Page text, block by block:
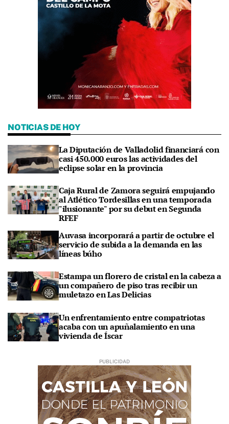
NOTICIAS DE HOY
La Diputación de Valladolid financiará con
casi 450.000 euros las actividades del
eclipse solar en la provincia
Caja Rural de Zamora seguirá empujando
al Atlético Tordesillas en una temporada
"ilusionante" por su debut en Segunda
RFEF
Auvasa incorporará a partir de octubre el
servicio de subida a la demanda en las
líneas búho
Estampa un florero de cristal en la cabeza a
un compañero de piso tras recibir un
muletazo en Las Delicias
Un enfrentamiento entre compatriotas
acaba con un apuñalamiento en una
vivienda de Íscar